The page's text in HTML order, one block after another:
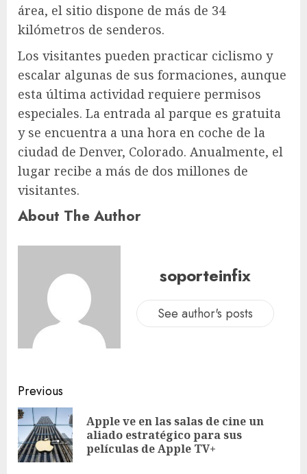
área, el sitio dispone de más de 34
kilómetros de senderos.
Los visitantes pueden practicar ciclismo y
escalar algunas de sus formaciones, aunque
esta última actividad requiere permisos
especiales. La entrada al parque es gratuita
y se encuentra a una hora en coche de la
ciudad de Denver, Colorado. Anualmente, el
lugar recibe a más de dos millones de
visitantes.
About The Author
soporteinfix
See author's posts
Previous
Apple ve en las salas de cine un
aliado estratégico para sus
películas de Apple TV+